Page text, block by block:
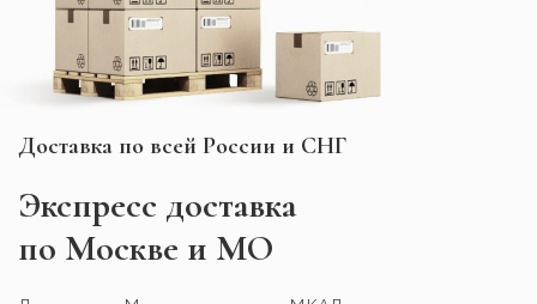
Доставка по всей России и СНГ
Экспресс доставка
по Москве и МО